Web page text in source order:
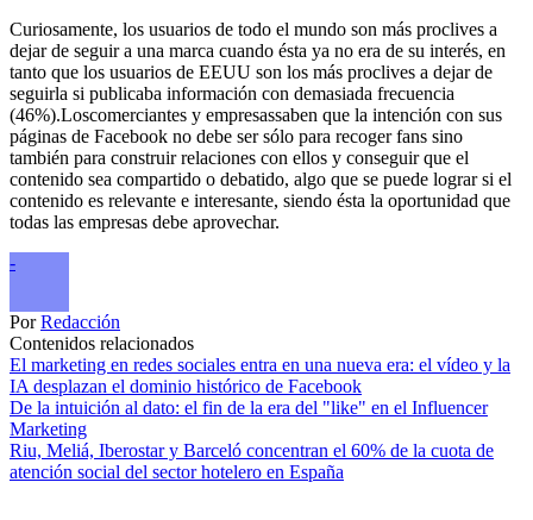
Curiosamente, los usuarios de todo el mundo son más proclives a
dejar de seguir a una marca cuando ésta ya no era de su interés, en
tanto que los usuarios de EEUU son los más proclives a dejar de
seguirla si publicaba información con demasiada frecuencia
(46%).Loscomerciantes y empresassaben que la intención con sus
páginas de Facebook no debe ser sólo para recoger fans sino
también para construir relaciones con ellos y conseguir que el
contenido sea compartido o debatido, algo que se puede lograr si el
contenido es relevante e interesante, siendo ésta la oportunidad que
todas las empresas debe aprovechar.
-
PorRedacción
Contenidos relacionados
El marketing en redes sociales entra en una nueva era: el vídeo y la
IA desplazan el dominio histórico de Facebook
De la intuición al dato: el fin de la era del "like" en el Influencer
Marketing
Riu, Meliá, Iberostar y Barceló concentran el 60% de la cuota de
atención social del sector hotelero en España